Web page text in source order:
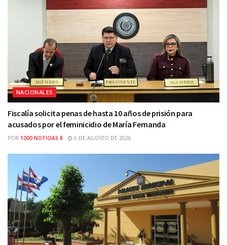
NACIONALES
Fiscalía solicita penas de hasta 10 años de prisión para
acusados por el feminicidio de María Fernanda
POR 1000 NOTICIAS 8 5 DE AGOSTO DE 2026